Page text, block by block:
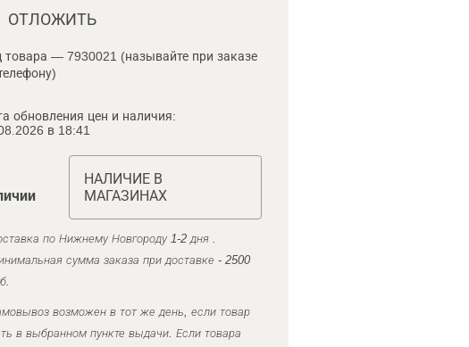
ОТЛОЖИТЬ
товара — 7930021 (называйте при заказе
обновления цен и наличия:
в 18:41
НАЛИЧИЕ В
МАГАЗИНАХ
по Нижнему Новгороду 1-2 дня .
сумма заказа при доставке - 2500
возможен в тот же день, если товар
в выбранном пункте выдачи. Если товара